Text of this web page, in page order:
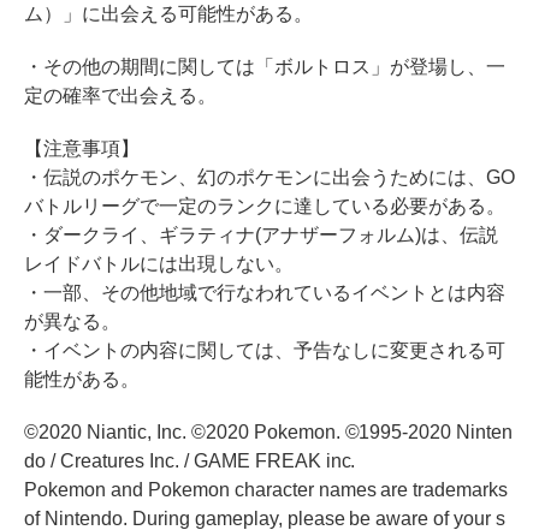
ム）」に出会える可能性がある。
・その他の期間に関しては「ボルトロス」が登場し、一
定の確率で出会える。
【注意事項】
・伝説のポケモン、幻のポケモンに出会うためには、GO
バトルリーグで一定のランクに達している必要がある。
・ダークライ、ギラティナ(アナザーフォルム)は、伝説
レイドバトルには出現しない。
・一部、その他地域で行なわれているイベントとは内容
が異なる。
・イベントの内容に関しては、予告なしに変更される可
能性がある。
©2020 Niantic, Inc. ©2020 Pokemon. ©1995-2020 Ninten
do / Creatures Inc. / GAME FREAK inc.
Pokemon and Pokemon character names are trademarks
of Nintendo. During gameplay, please be aware of your s